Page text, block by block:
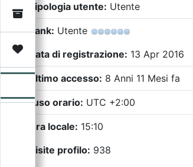
Archivio
Video
Forum
Donazione
Tipologia utente: Utente
Rank: Utente
Data di registrazione: 13 Apr 2016
Ultimo accesso: 8 Anni 11 Mesi fa
Fuso orario: UTC +2:00
Ora locale: 15:10
Visite profilo: 938